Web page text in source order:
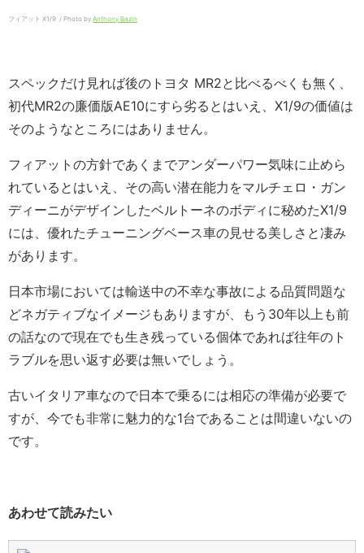
フィアット X1/9 / Photo by Anthony Bazin
スペックだけ見れば後のトヨタ MR2と比べるべくも無く、
初代MR2の廉価版AE10にすら劣るとはいえ、X1/9の価値は
そのようなところにはありません。
フィアットの方針であくまでアンダーパワー気味に止めら
れているとはいえ、その高い潜在能力をマルチェロ・ガン
ディーニがデザインしたベルトーネのボディに秘めたX1/9
には、優れたチューニングベース車の見せる美しさと凄み
があります。
日本市場においては輸送中の不幸な事故による品質問題な
どネガティブなイメージもありますが、もう30年以上も前
の話なので現在でも生き残っている個体であれば往年のト
ラブルを思い返す必要は無いでしょう。
古いイタリア車なので日本で乗るには相応の準備が必要で
すが、今でも非常に魅力的な1台であることは間違いないの
です。
あわせて読みたい